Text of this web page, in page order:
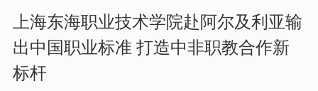
上海东海职业技术学院赴阿尔及利亚输
出中国职业标准 打造中非职教合作新
标杆